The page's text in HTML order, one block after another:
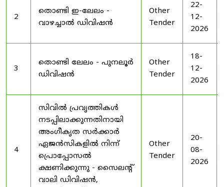
2
തൊണ്ടി ഇ-ലേലം -
വാഴച്ചാൽ ഡിവിഷൻ
Other
Tender
22-
12-
2026
3
തൊണ്ടി ലേലം - പുനലൂർ
ഡിവിഷൻ
Other
Tender
18-
12-
2026
4
സിവിൽ പ്രവൃത്തികൾ
നടപ്പിലാക്കുന്നതിനായി
അംഗീകൃത സർക്കാർ
ഏജൻസികളിൽ നിന്ന്
പ്രൊപ്പോസൽ
ക്ഷണിക്കുന്നു - സൈലന്റ്
വാലി ഡിവിഷൻ,
Other
Tender
20-
08-
2026